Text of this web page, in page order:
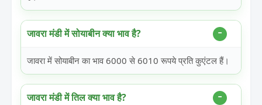
जावरा मंडी में सोयाबीन क्या भाव है?
जावरा में सोयाबीन का भाव 6000 से 6010 रूपये प्रति कुएंटल हैं।
जावरा मंडी में तिल क्या भाव है?